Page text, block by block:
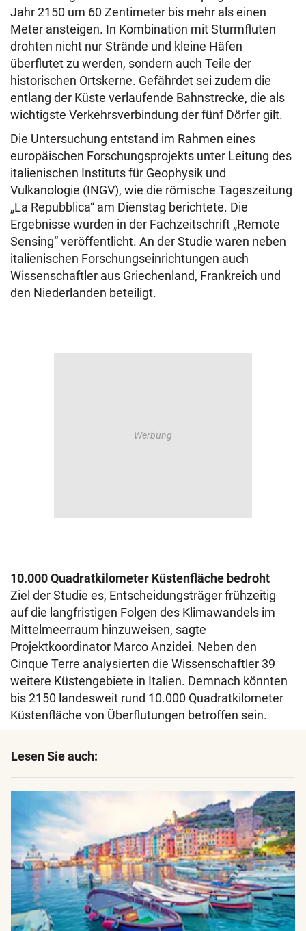
Jahr 2150 um 60 Zentimeter bis mehr als einen
Meter ansteigen. In Kombination mit Sturmfluten
drohten nicht nur Strände und kleine Häfen
überflutet zu werden, sondern auch Teile der
historischen Ortskerne. Gefährdet sei zudem die
entlang der Küste verlaufende Bahnstrecke, die als
wichtigste Verkehrsverbindung der fünf Dörfer gilt.
Die Untersuchung entstand im Rahmen eines
europäischen Forschungsprojekts unter Leitung des
italienischen Instituts für Geophysik und
Vulkanologie (INGV), wie die römische Tageszeitung
„La Repubblica“ am Dienstag berichtete. Die
Ergebnisse wurden in der Fachzeitschrift „Remote
Sensing“ veröffentlicht. An der Studie waren neben
italienischen Forschungseinrichtungen auch
Wissenschaftler aus Griechenland, Frankreich und
den Niederlanden beteiligt.
10.000 Quadratkilometer Küstenfläche bedroht
Ziel der Studie es, Entscheidungsträger frühzeitig
auf die langfristigen Folgen des Klimawandels im
Mittelmeerraum hinzuweisen, sagte
Projektkoordinator Marco Anzidei. Neben den
Cinque Terre analysierten die Wissenschaftler 39
weitere Küstengebiete in Italien. Demnach könnten
bis 2150 landesweit rund 10.000 Quadratkilometer
Küstenfläche von Überflutungen betroffen sein.
Lesen Sie auch: